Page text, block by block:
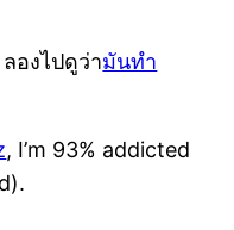
องไปดูว่ามันทำ
, I’m 93% addicted